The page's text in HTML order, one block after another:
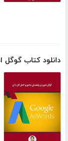
دانلود کتاب گوگل